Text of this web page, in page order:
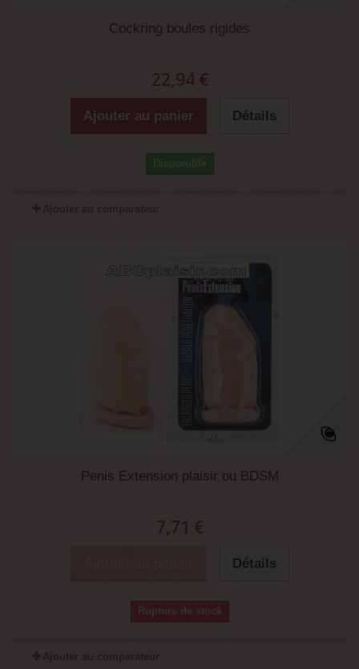
Cockring boules rigides
22,94 €
Ajouter au panier Détails
Disponible
Penis Extension plaisir ou BDSM
7,71 €
Détails
Rupture de stock